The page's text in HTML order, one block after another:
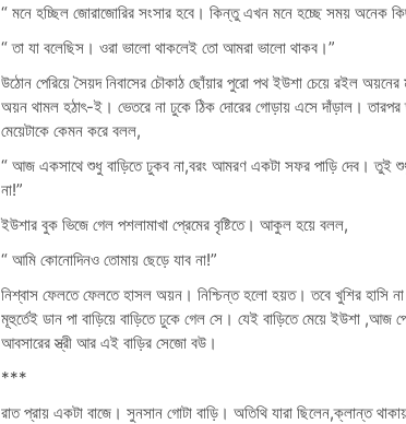
“ মনে হচ্ছিল জোরাজোরির সংসার হবে। কিন্তু এখন মনে হচ্ছে সময় অনেক
“ তা যা বলেছিস। ওরা ভালো থাকলেই তো আমরা ভালো থাকব।”
উঠোন পেরিয়ে সৈয়দ নিবাসের চৌকাঠ ছোঁয়ার পুরো পথ ইউশা চেয়ে রইল
অয়ন থামল হঠাৎ-ই। ভেতরে না ঢুকে ঠিক দোরের গোড়ায় এসে দাঁড়াল।
মেয়েটাকে কেমন করে বলল,
“ আজ একসাথে শুধু বাড়িতে ঢুকব না,বরং আমরণ একটা সফর পাড়ি দেব। তুই
না!”
ইউশার বুক ভিজে গেল পশলামাখা প্রেমের বৃষ্টিতে। আকুল হয়ে বলল,
“ আমি কোনোদিনও তোমায় ছেড়ে যাব না!”
নিশ্বাস ফেলতে ফেলতে হাসল অয়ন। নিশ্চিন্ত হলো হয়ত। তবে খুশির হাসি না
মূহুর্তেই ডান পা বাড়িয়ে বাড়িতে ঢুকে গেল সে। যেই বাড়িতে মেয়ে ইউশা
আবসারের স্ত্রী আর এই বাড়ির সেজো বউ।
***
রাত প্রায় একটা বাজে। সুনসান গোটা বাড়ি। অতিথি যারা ছিলেন,ক্লান্ত